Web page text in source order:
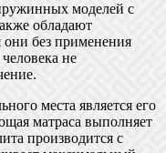
моделей с
обладают
они без применения
не
места является его
матраса выполняет
производится с